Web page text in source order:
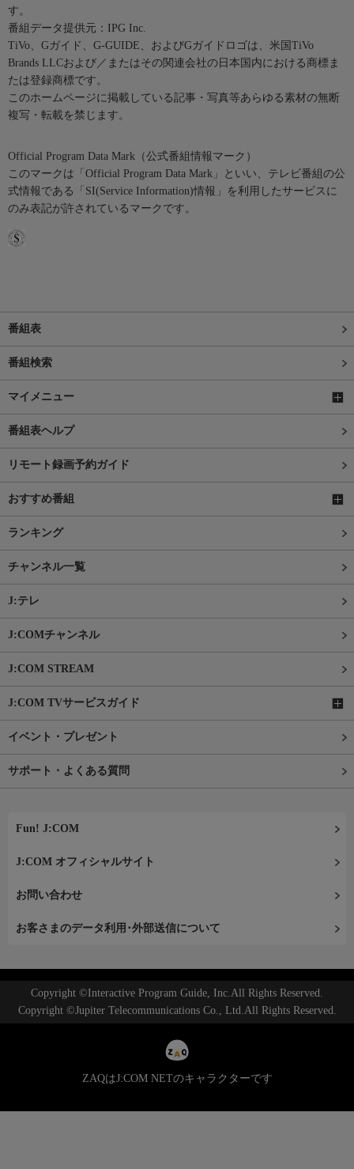
す。
番組データ提供元：IPG Inc.
TiVo、Gガイド、G-GUIDE、およびGガイドロゴは、米国TiVo
Brands LLCおよび／またはその関連会社の日本国内における商標ま
たは登録商標です。
このホームページに掲載している記事・写真等あらゆる素材の無断
複写・転載を禁じます。
Official Program Data Mark（公式番組情報マーク）
このマークは「Official Program Data Mark」といい、テレビ番組の公
式情報である「SI(Service Information)情報」を利用したサービスに
のみ表記が許されているマークです。
番組表
番組検索
マイメニュー
番組表ヘルプ
リモート録画予約ガイド
おすすめ番組
ランキング
チャンネル一覧
J:テレ
J:COMチャンネル
J:COM STREAM
J:COM TVサービスガイド
イベント・プレゼント
サポート・よくある質問
Fun! J:COM
J:COM オフィシャルサイト
お問い合わせ
お客さまのデータ利用･外部送信について
Copyright ©Interactive Program Guide, Inc.All Rights Reserved.
Copyright ©Jupiter Telecommunications Co., Ltd.All Rights Reserved.
ZAQはJ:COM NETのキャラクターです